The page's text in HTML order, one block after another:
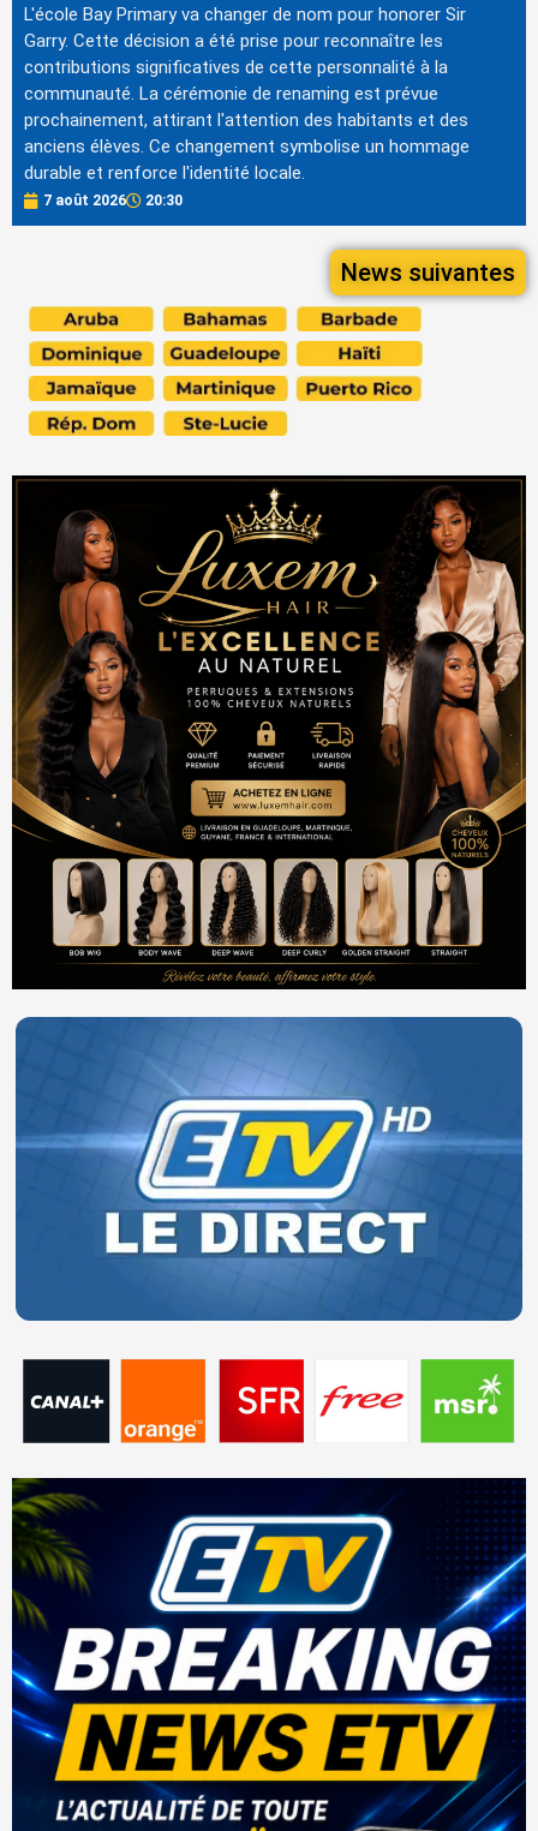
L'école Bay Primary va changer de nom pour honorer Sir
Garry. Cette décision a été prise pour reconnaître les
contributions significatives de cette personnalité à la
communauté. La cérémonie de renaming est prévue
prochainement, attirant l'attention des habitants et des
anciens élèves. Ce changement symbolise un hommage
durable et renforce l'identité locale.
7 août 2026 20:30
News suivantes